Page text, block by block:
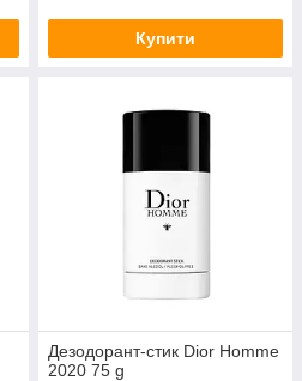
Купити
Дезодорант-стик Dior Homme
2020 75 g